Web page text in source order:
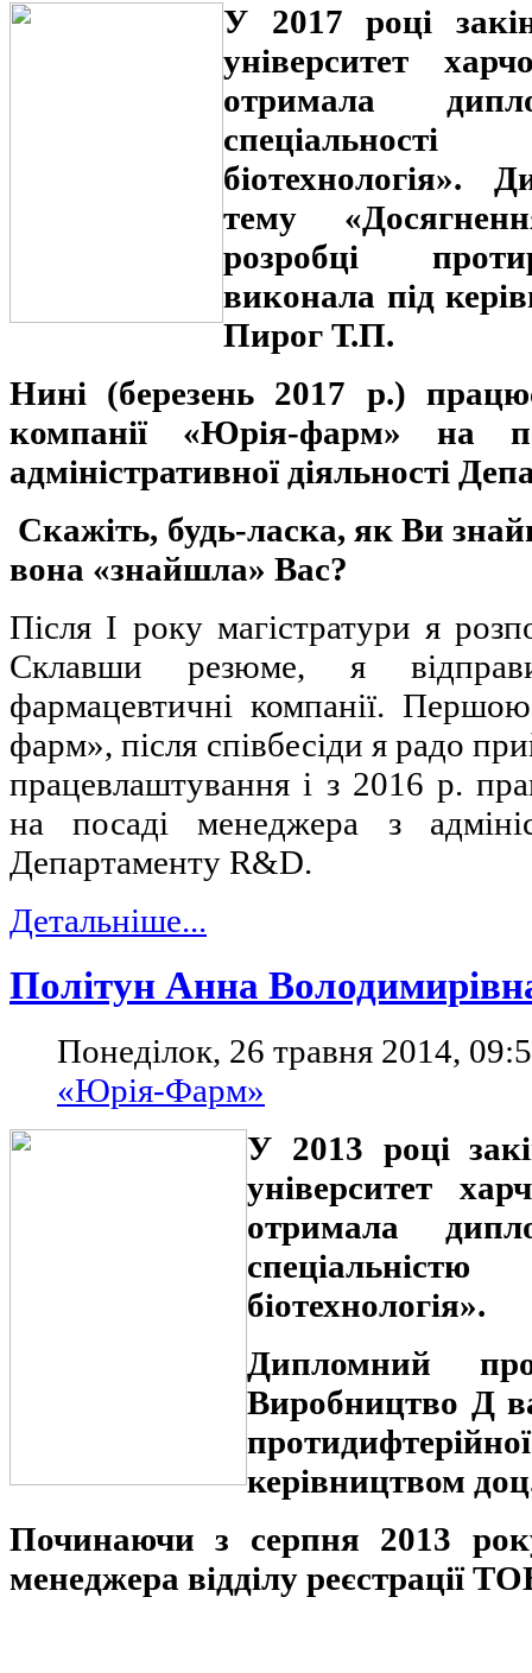
У 2017 році
університет
отримала
біотехнологія».
тему
розробці
виконала під
Пирог Т.П.
Нині (березень 2017 р.)
компанії «Юрія-фарм» на
адміністративної діяльності
Скажіть, будь-ласка, як Ви
вона «знайшла» Вас?
Після І року магістратури я
Склавши резюме, я
фармацевтичні компанії.
фарм», після співбесіди я радо
працевлаштування і з 2016 р.
на посаді менеджера з
Департаменту R&D.
Детальніше...
Політун Анна
Понеділок, 26 травня 2014,
«Юрія-Фарм»
У 2013 році
університет
отримала
біотехнологія».
Дипломний
Виробництво Д
керівництвом
Починаючи з серпня 2013
менеджера відділу реєстрації